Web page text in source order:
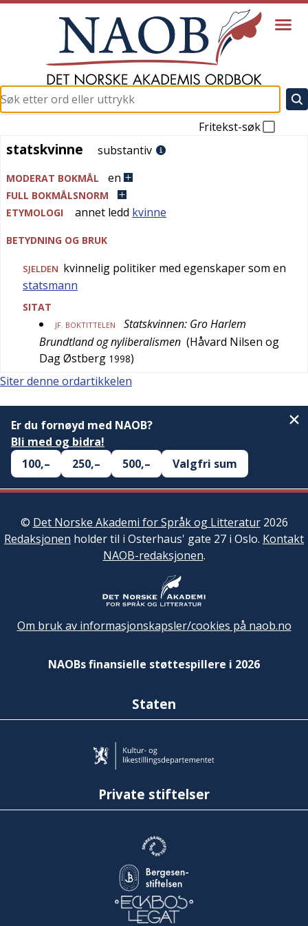
Fritekst-søk
statskvinne
statskvinne substantiv
MODERAT BOKMÅL en
FULL BOKMÅLSNORM
ETYMOLOGI
annet ledd kvinne
BETYDNING OG BRUK
SJELDEN kvinnelig politiker med egenskaper som en
statsmann
SITAT
JF. BOKTITTELEN
Statskvinnen: Gro Harlem
Brundtland og nyliberalismen (Håvard Nilsen og
Dag Østberg 1998)
Siter denne ordartikkelen
Er du fornøyd med NAOB?
Bli med og bidra!
100,–
250,– 500,– Valgfri sum
© Det Norske Akademi for Språk og Litteratur2026
Redaksjonen holder til i Osterhaus' gate 27 i Oslo. Kontakt
NAOB-redaksjonen.
Om bruk av informasjonskapsler/cookies på naob.no
NAOBs finansielle støttespillere i 2026
Staten
Private stiftelser